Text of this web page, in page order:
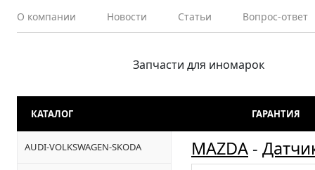
О компании Новости Статьи Вопрос-ответ
Запчасти для иномарок
КАТАЛОГ ГАРАНТИЯ
AUDI-VOLKSWAGEN-SKODA MAZDA -